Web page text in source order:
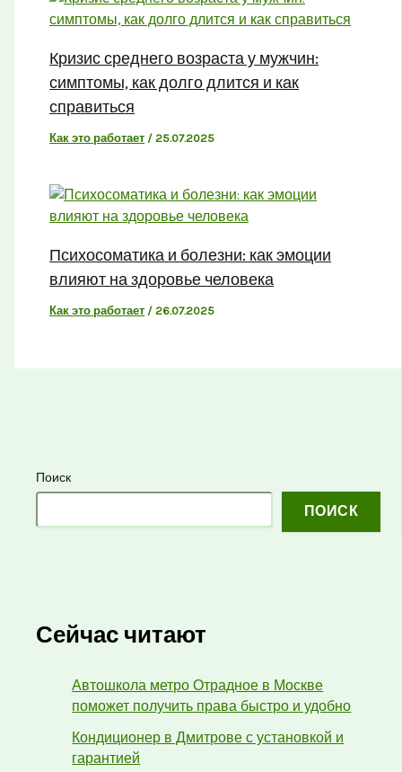
Поиск
ПОИСК
Сейчас читают
Автошкола метро Отрадное в Москве
поможет получить права быстро и удобно
Кондиционер в Дмитрове с установкой и
гарантией
Кризис среднего возраста у мужчин:
симптомы, как долго длится и как
справиться
Как это работает /25.07.2025
Психосоматика и болезни: как эмоции
влияют на здоровье человека
Как это работает / 26.07.2025